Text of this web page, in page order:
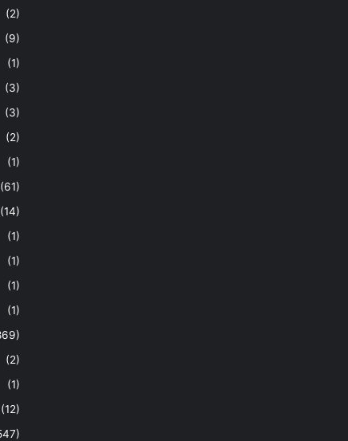
(2)
(9)
(1)
(3)
(3)
(2)
(1)
(61)
(14)
(1)
(1)
(1)
(1)
(2)
(1)
(12)